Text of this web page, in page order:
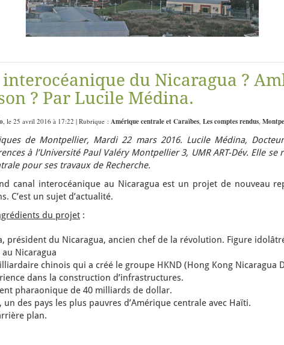
interocéanique du Nicaragua ?
? Par Lucile Médina.
, le 25 avril 2016 à 17:22 | Rubrique : Amérique centrale et Caraïbes, Les comptes rendus,
de Montpellier, Mardi 22 mars 2016. Lucile Médina,
à l’Université Paul Valéry Montpellier 3, UMR ART-Dév. Elle se
pour ses travaux de Recherche.
canal interocéanique au Nicaragua est un projet de nouveau
C’est un sujet d’actualité.
du projet :
président du Nicaragua, ancien chef de la révolution. Figure
Nicaragua
chinois qui a créé le groupe HKND (Hong Kong Nicaragua
dans la construction d’infrastructures.
pharaonique de 40 milliards de dollar.
un des pays les plus pauvres d’Amérique centrale avec Haïti.
plan.